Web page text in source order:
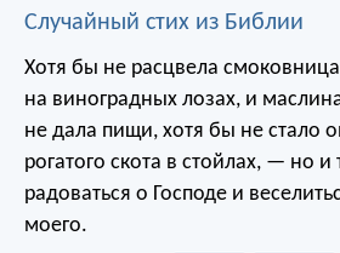
Случайный стих из Библии
Хотя бы не расцвела смоковница
на виноградных лозах, и
не дала пищи, хотя бы не стало
рогатого скота в стойлах, — но и
радоваться о Господе и
моего.